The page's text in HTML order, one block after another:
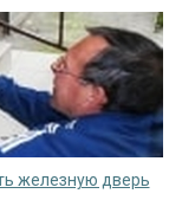
железную дверь